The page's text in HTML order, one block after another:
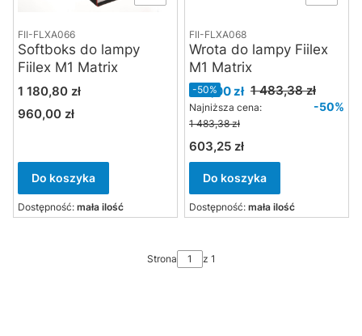
FII-FLXA066
Softboks do lampy
Fiilex M1 Matrix
Cena
1 180,80 zł
Cena
960,00 zł
Do koszyka
Dostępność: mała ilość
FII-FLXA068
Wrota do lampy Fiilex
M1 Matrix
Cena promocyjna
742,00 zł 1 483,38 zł
-50%
Najniższa cena:
1 483,38 zł
-50%
Cena
603,25 zł
Do koszyka
Dostępność: mała ilość
Strona z 1